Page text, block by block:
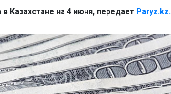
в Казахстане на 4 июня, передает Paryz.kz.